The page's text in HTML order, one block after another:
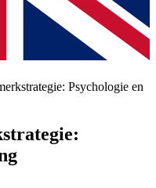
Psychologie en